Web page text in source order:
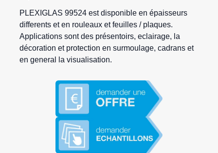
PLEXIGLAS 99524 est disponible en épaisseurs
differents et en rouleaux et feuilles / plaques.
Applications sont des présentoirs, eclairage, la
décoration et protection en surmoulage, cadrans et
en general la visualisation.